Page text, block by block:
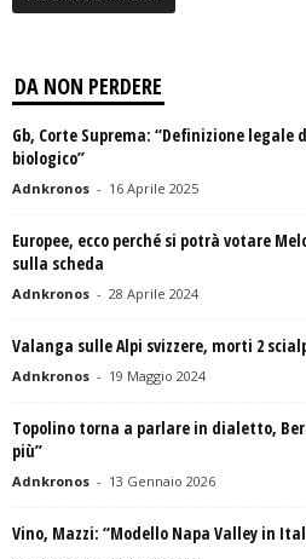
DA NON PERDERE
Gb, Corte Suprema: “Definizione legale
biologico”
Adnkronos - 16 Aprile 2025
Europee, ecco perché si potrà votare
sulla scheda
Adnkronos - 28 Aprile 2024
Valanga sulle Alpi svizzere, morti 2
Adnkronos - 19 Maggio 2024
Topolino torna a parlare in dialetto,
più”
Adnkronos - 13 Gennaio 2026
Vino, Mazzi: “Modello Napa Valley in